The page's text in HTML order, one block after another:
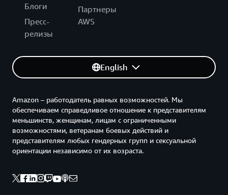
Блоги
Пресс-
релизы
Партнеры
AWS
English
Amazon – работодатель равных возможностей. Мы
обеспечиваем справедливое отношение к представителям
меньшинств, женщинам, лицам с ограниченными
возможностями, ветеранам боевых действий и
представителям любых гендерных групп и сексуальной
ориентации независимо от их возраста.